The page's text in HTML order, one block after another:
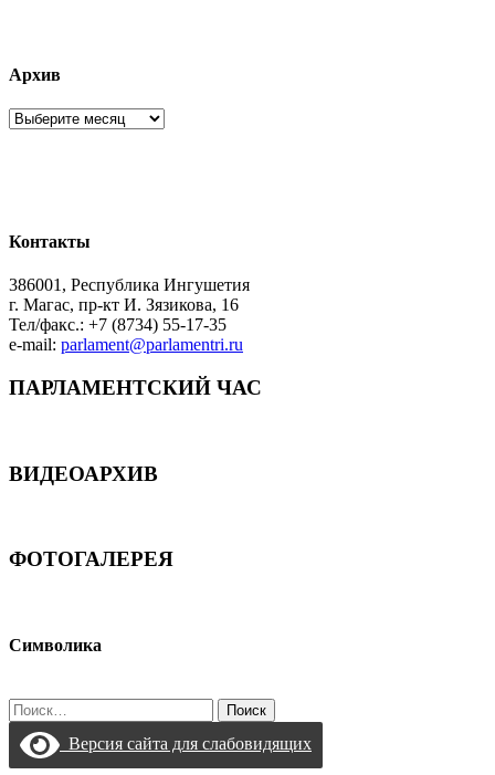
Архив
Архив
Контакты
386001, Республика Ингушетия
г. Магас, пр-кт И. Зязикова, 16
Тел/факс.: +7 (8734) 55-17-35
e-mail: parlament@parlamentri.ru
ПАРЛАМЕНТСКИЙ ЧАС
ВИДЕОАРХИВ
ФОТОГАЛЕРЕЯ
Символика
Найти:
Версия сайта для слабовидящих